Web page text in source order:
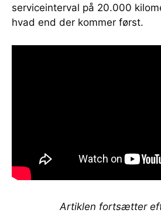
serviceinterval på 20.000
hvad end der kommer først.
Artiklen fortsætter